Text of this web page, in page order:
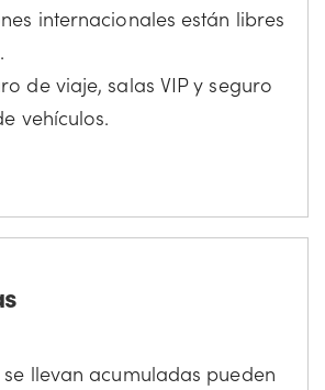
internacionales están libres
de viaje, salas VIP y seguro
vehículos.
llevan acumuladas pueden